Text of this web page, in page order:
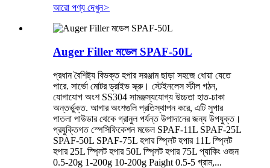
আরো পণ্য দেখুন>
Auger Filler মডেল SPAF-50L
প্রধান বৈশিষ্ট্য বিভক্ত হপার সরঞ্জাম ছাড়া সহজে ধোয়া যেতে
পারে. সার্ভো মোটর ড্রাইভ স্ক্রু। স্টেইনলেস স্টীল গঠন,
যোগাযোগ অংশ SS304 সামঞ্জস্যযোগ্য উচ্চতা হাত-চাকা
অন্তর্ভুক্ত. আগার অংশগুলি প্রতিস্থাপন করে, এটি সুপার
পাতলা পাউডার থেকে গ্রানুল পর্যন্ত উপাদানের জন্য উপযুক্ত।
প্রযুক্তিগত স্পেসিফিকেশন মডেল SPAF-11L SPAF-25L
SPAF-50L SPAF-75L হপার স্প্লিট হপার 11L স্প্লিট
হপার 25L স্প্লিট হপার 50L স্প্লিট হপার 75L প্যাকিং ওজন
0.5-20g 1-200g 10-200g Paight 0.5-5 গ্রাম,...